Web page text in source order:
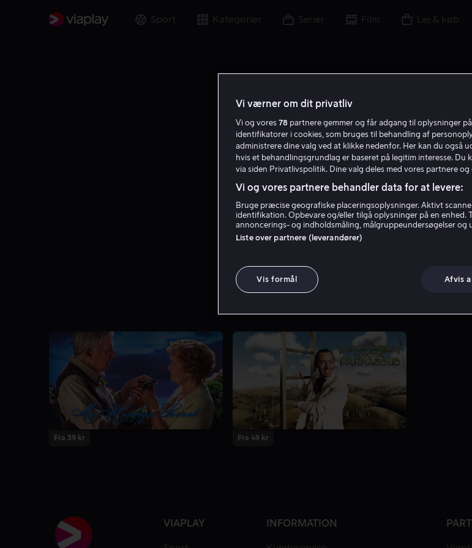
Sport Kategorier Serier Film Lej & køb
Katie
Fra 39 kr Fra 49 kr
VIAPLAY INFORMATION
Vi værner om dit privatliv
Vi og vores 78 partnere gemmer og får adgang til oplysninger
identifikatorer i cookies, som bruges til behandling af
administrere dine valg ved at klikke nedenfor. Her kan du også
hvis et behandlingsgrundlag er baseret på legitim interesse.
via siden Privatlivspolitik. Dine valg deles med vores partnere
Vi og vores partnere behandler data for at levere:
Bruge præcise geografiske placeringsoplysninger. Aktivt
identifikation. Opbevare og/eller tilgå oplysninger på en enhed.
annoncerings- og indholdsmåling, målgruppeundersøgelser og
Liste over partnere (leverandører)
Vis formål Afvis